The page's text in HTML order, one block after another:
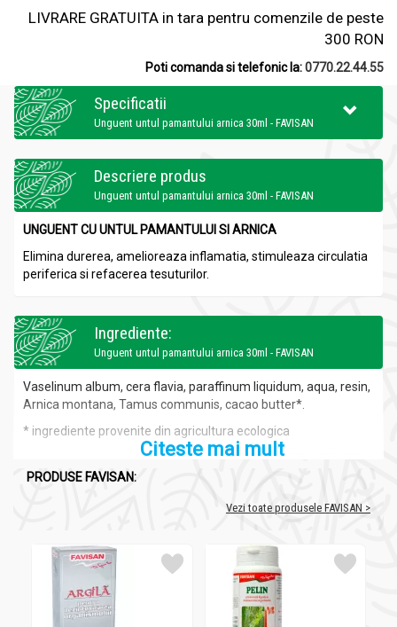
LIVRARE GRATUITA in tara pentru comenzile de peste
300 RON
Poti comanda si telefonic la:0770.22.44.55
Specificatii
Unguent untul pamantului arnica 30ml - FAVISAN
Descriere produs
Unguent untul pamantului arnica 30ml - FAVISAN
UNGUENT CU UNTUL PAMANTULUI SI ARNICA
Elimina durerea, amelioreaza inflamatia, stimuleaza circulatia
periferica si refacerea tesuturilor.
Ingrediente:
Unguent untul pamantului arnica 30ml - FAVISAN
Vaselinum album, cera flavia, paraffinum liquidum, aqua, resin,
Arnica montana, Tamus communis, cacao butter*.
* ingrediente provenite din agricultura ecologica
Unguent untul pamantului arnica 30ml - FAVISAN
Este cicatrizant, revulsiv. Elimina durerea, amelioreaza
inflamatia, stimuleaza circulatia periferica si refacerea
Adjuvant in: deformatii osoase, ciocuri, monturi, traumatisme,
contuzii, hematoame (vanatai), dureri reumatice (acute si
Citeste mai mult
PRODUSE FAVISAN:
Vezi toate produsele FAVISAN >